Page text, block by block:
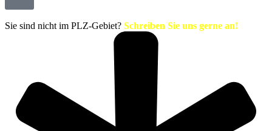
Sie sind nicht im PLZ-Gebiet? Schreiben Sie uns gerne an!